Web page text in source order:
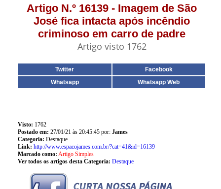
Artigo N.º 16139 - Imagem de São
José fica intacta após incêndio
criminoso em carro de padre
Artigo visto 1762
Twitter
Facebook
Whatsapp
Whatsapp Web
Visto: 1762
Postado em: 27/01/21 às 20:45:45 por: James
Categoria: Destaque
Link: http://www.espacojames.com.br/?cat=41&id=16139
Marcado como: Artigo Simples
Ver todos os artigos desta Categoria: Destaque